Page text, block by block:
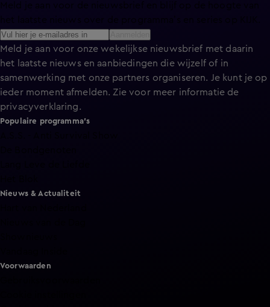
Meld je aan voor onze wekelijkse nieuwsbrief met daarin
het laatste nieuws en aanbiedingen die wijzelf of in
samenwerking met onze partners organiseren. Je kunt je op
ieder moment afmelden. Zie voor meer informatie de
privacyverklaring.
Populaire programma's
Nieuws & Actualiteit
Voorwaarden